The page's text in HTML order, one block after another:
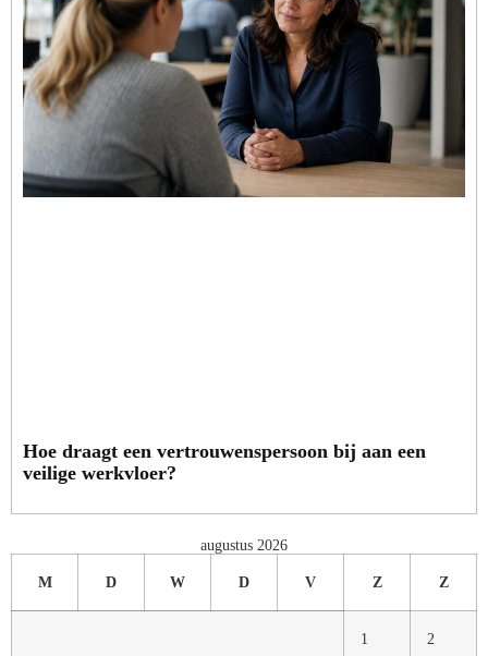
Hoe draagt een vertrouwenspersoon bij aan een
veilige werkvloer?
augustus 2026
M D W D V Z Z
1 2